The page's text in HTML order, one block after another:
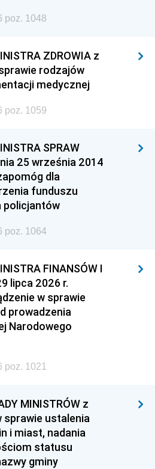
poz. 1048
ZDROWIA z
rodzajów
medycznej
poz. 1059
SPRAW
25 września 2014
dla
funduszu
policjantów
poz. 1064
FINANSÓW I
lipca 2026 r.
w sprawie
prowadzenia
Narodowego
poz. 1021
MINISTRÓW z
sprawie ustalenia
i miast, nadania
statusu
gminy